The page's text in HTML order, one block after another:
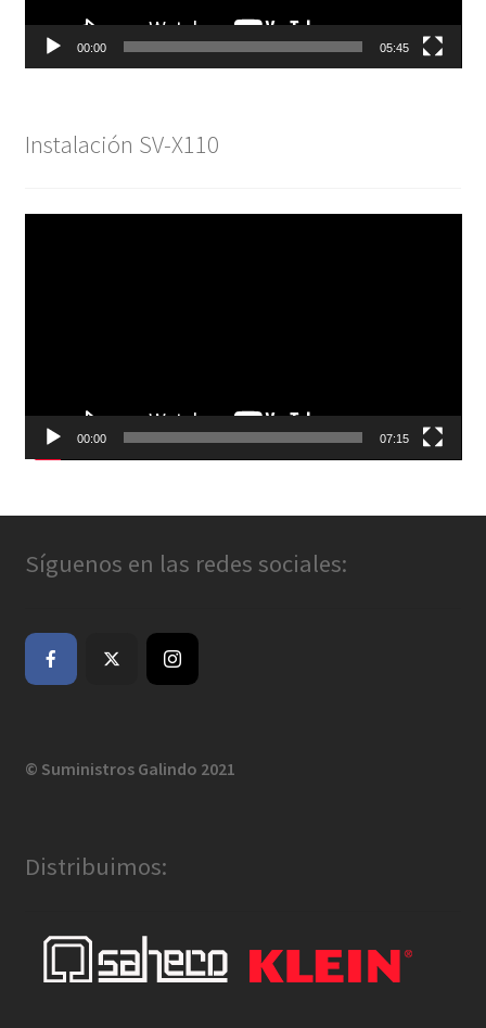
00:00 05:45
Instalación SV-X110
00:00 07:15
Síguenos en las redes sociales:
© Suministros Galindo 2021
Distribuimos: